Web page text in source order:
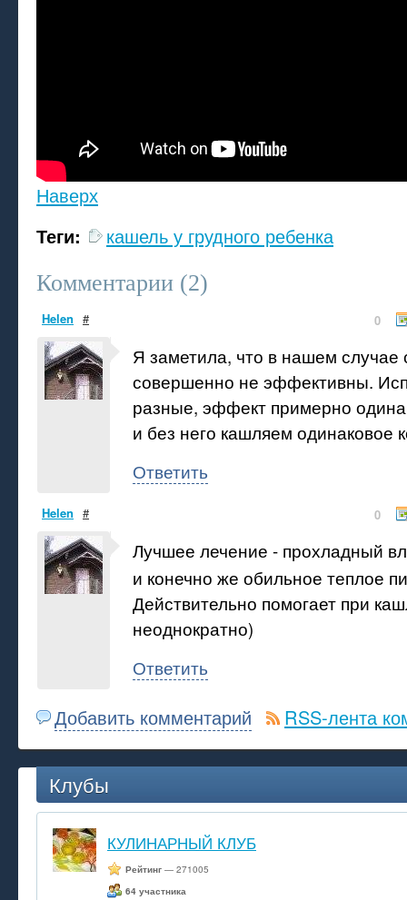
Наверх
Теги:
кашель у грудного ребенка
Комментарии (2)
Helen # 0
Я заметила, что в нашем случае
совершенно не эффективны.
разные, эффект примерно
и без него кашляем одинаковое
Ответить
Helen # 0
Лучшее лечение - прохладный
и конечно же обильное теплое
Действительно помогает при
неоднократно)
Ответить
Добавить комментарий RSS-лента
Клубы
КУЛИНАРНЫЙ КЛУБ
Рейтинг — 271005
64 участника